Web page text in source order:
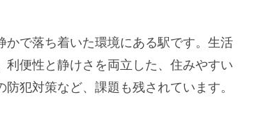
で落ち着いた環境にある駅です。生活
便性と静けさを両立した、住みやすい
犯対策など、課題も残されています。